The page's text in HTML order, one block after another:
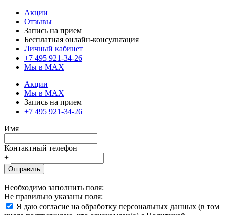
Акции
Отзывы
Запись на прием
Бесплатная онлайн-консультация
Личный кабинет
+7 495 921-34-26
Мы в MAX
Акции
Мы в MAX
Запись на прием
+7 495 921-34-26
Имя
Контактный телефон
+
Отправить
Необходимо заполнить поля:
Не правильно указаны поля:
Я даю согласие на обработку персональных данных (в том